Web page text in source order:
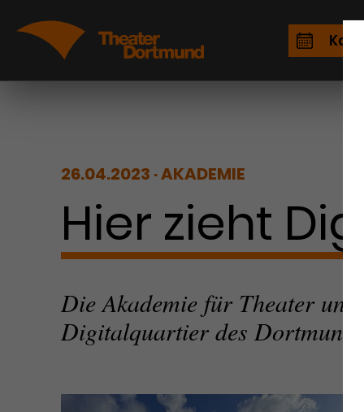
26.04.2023 AKADEMIE
Hier zieht
Die Akademie für Theater
Digitalquartier des